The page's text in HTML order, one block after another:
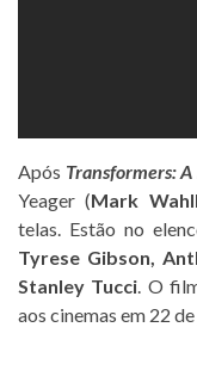
Após Transformers:
Yeager (Mark
telas. Estão no
Tyrese Gibson,
Stanley Tucci. O
aos cinemas em 22